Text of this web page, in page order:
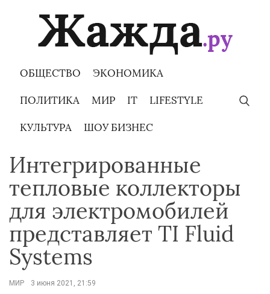
ОБЩЕСТВО ЭКОНОМИКА
ПОЛИТИКА МИР IT LIFESTYLE
КУЛЬТУРА ШОУ БИЗНЕС
Интегрированные
тепловые коллекторы
для электромобилей
представляет TI Fluid
Systems
МИР 3 июня 2021, 21:59